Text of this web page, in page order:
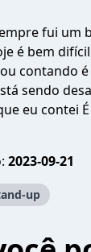
fui um
é bem
contando
sendo
eu contei
2023-09-21
up